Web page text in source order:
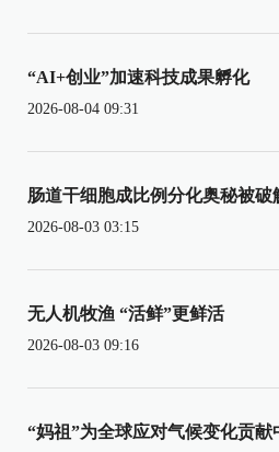
“AI+创业”加速科技成果孵化
2026-08-04 09:31
肠道干细胞成比例分化奥秘被破
2026-08-03 03:15
无人机牧渔 “活鲜”更鲜活
2026-08-03 09:16
“妈祖”为全球应对气候变化贡献